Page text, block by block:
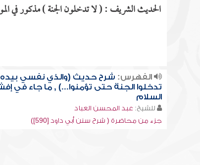
الحديث الشريف : ( لا تدخلون الجنة ) مذكور في
الفهرس: شرح حديث (والذي نفسي بيده
تدخلوا الجنة حتى تؤمنوا...) , ما جاء في
السلام
للشيخ: عبد المحسن العباد
جزء من محاضرة ( شرح سنن أبي داود [590])